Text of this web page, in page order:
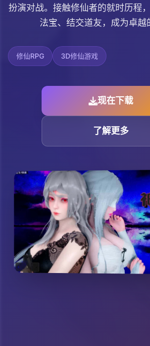
扮演对战。接触修仙者的就时历程
法宝、结交道友，成为卓越
修仙RPG 3D修仙游戏
现在下载
了解更多